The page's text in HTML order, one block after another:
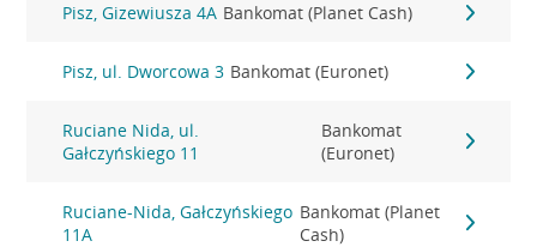
Pisz, Gizewiusza 4A Bankomat (Planet Cash)
Pisz, ul. Dworcowa 3 Bankomat (Euronet)
Ruciane Nida, ul.
Gałczyńskiego 11
Bankomat
(Euronet)
Ruciane-Nida, Gałczyńskiego
11A
Bankomat (Planet
Cash)